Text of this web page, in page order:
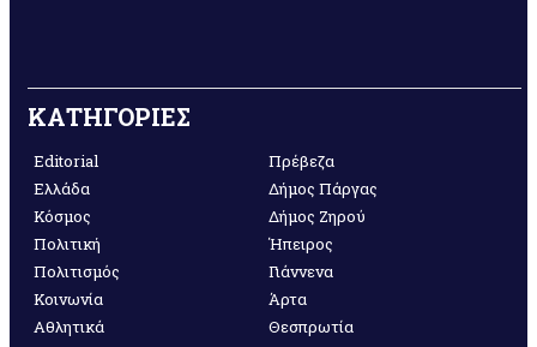
ΚΑΤΗΓΟΡΙΕΣ
Editorial
Ελλάδα
Κόσμος
Πολιτική
Πολιτισμός
Κοινωνία
Αθλητικά
Πρέβεζα
Δήμος Πάργας
Δήμος Ζηρού
Ήπειρος
Γιάννενα
Άρτα
Θεσπρωτία